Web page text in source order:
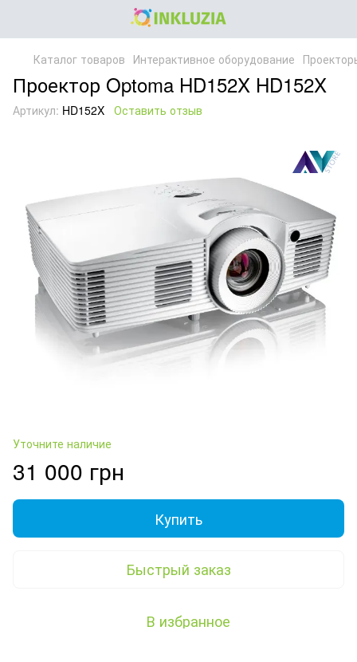
Каталог товаров Интерактивное оборудование
Проектор Optoma HD152X HD152X
Артикул: HD152X Оставить отзыв
Уточните наличие
31 000 грн
Купить
Быстрый заказ
В избранное